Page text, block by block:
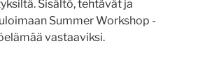
Sisältö, tehtävät ja
Summer Workshop -
vastaaviksi.